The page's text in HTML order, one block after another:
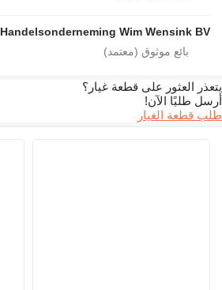
Handelsonderneming Wim Wensink BV
يتعذر العثور على قطعة غيار؟
أرسل طلبًا الآن!
طلب قطعة الغيار